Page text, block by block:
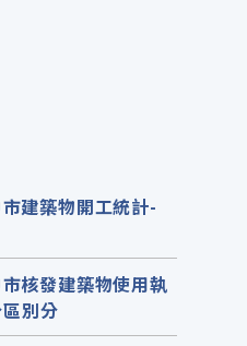
建築物開工統計-
核發建築物使用執
別分